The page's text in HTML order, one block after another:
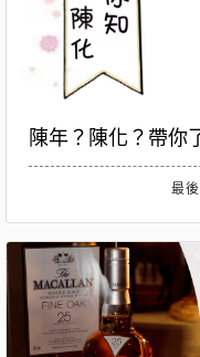
陳年？陳化？帶你
最